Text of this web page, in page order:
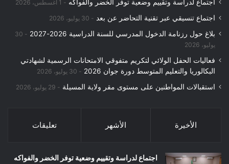
اجتماع لدراسة وتقييم وضعية توفر الخضر والفواكه 1 أغسطس، 2026
اجتماع تنسيقي عبر تقنية التحاضر عن بعد 30 يوليو، 2026
بلاغ حول رزنامة الدخول المدرسي للسنة الدراسية 2026-2027
30
يوليو، 2026
فعاليات الحفل الولائي لتكريم متفوقي الامتحانات الرسمية لشهادتي
البكالوريا والتعليم المتوسط دورة جوان 2026
30 يوليو، 2026
استقبالات المواطنين على مستوى مقر ولاية المسيلة 29 يوليو، 2026
الأخيرة الأشهر تعليقات
اجتماع لدراسة وتقييم وضعية توفر الخضر والفواكه